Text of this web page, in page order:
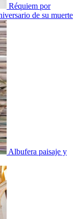
Réquiem por
de su muerte
Albufera paisaje y